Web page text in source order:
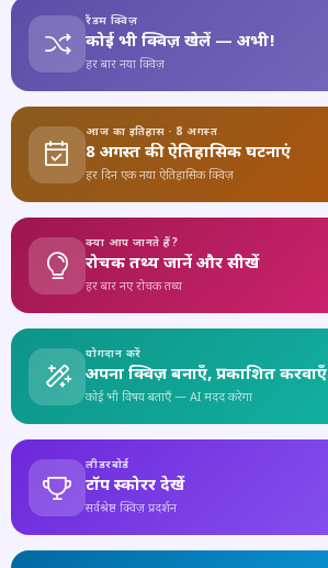
रैंडम क्विज़
कोई भी क्विज़ खेलें — अभी!
हर बार नया क्विज़
आज का इतिहास · 8 अगस्त
8 अगस्त की ऐतिहासिक घटनाएं
हर दिन एक नया ऐतिहासिक क्विज़
क्या आप जानते हैं?
रोचक तथ्य जानें और सीखें
हर बार नए रोचक तथ्य
योगदान करें
अपना क्विज़ बनाएँ, प्रकाशित करवाएँ
कोई भी विषय बताएँ — AI मदद करेगा
लीडरबोर्ड
टॉप स्कोरर देखें
सर्वश्रेष्ठ क्विज़ प्रदर्शन